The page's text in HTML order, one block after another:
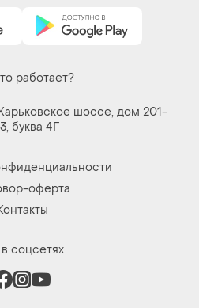
работает?
шоссе, дом 201-
буква 4Г
оферта
соцсетях